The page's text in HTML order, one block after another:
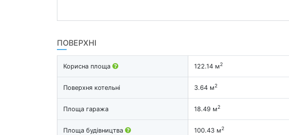
ПОВЕРХНІ
Корисна площа 122.14 м2
Поверхня котельні 3.64 м2
Площа гаража 18.49 м2
Площа будівництва 100.43 м2